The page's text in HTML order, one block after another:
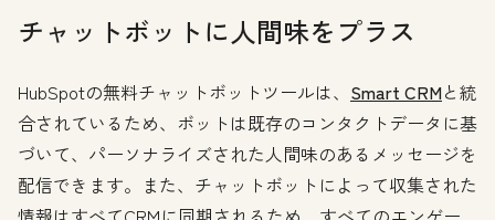
チャットボットに人間味をプラス
HubSpotの無料チャットボットツールは、 Smart CRMと統
合されているため、ボットは既存のコンタクトデータに基
づいて、パーソナライズされた人間味のあるメッセージを
配信できます。また、チャットボットによって収集された